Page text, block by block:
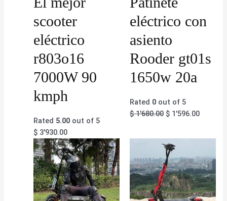
scooter
eléctrico
r803o16
7000W 90
kmph
Rated 5.00 out of 5
$ 3'930.00
eléctrico con
asiento
Rooder gt01s
1650w 20a
Rated 0out of 5
$1'680.00 $1'596.00